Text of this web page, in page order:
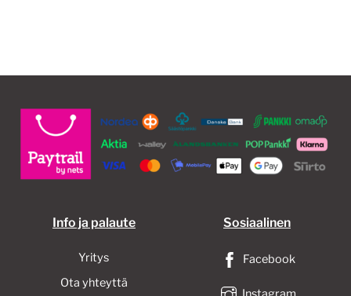
Info ja palaute
Yritys
Ota yhteyttä
Sosiaalinen
Facebook